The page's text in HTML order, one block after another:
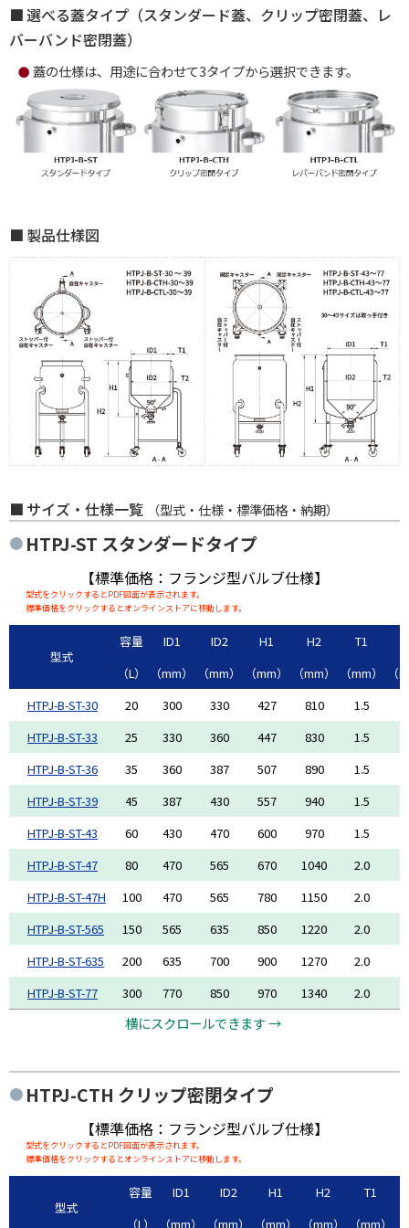
選べる蓋タイプ（スタンダード蓋、クリップ密閉蓋、レ
バーバンド密閉蓋）
● 蓋の仕様は、用途に合わせて3タイプから選択できます。
製品仕様図
サイズ・仕様一覧 （型式・仕様・標準価格・納期）
HTPJ-ST スタンダードタイプ
【標準価格：フランジ型バルブ仕様】
型式をクリックするとPDF図面が表示されます。
標準価格をクリックするとオンラインストアに移動します。
型式
容量 ID1 ID2 H1 H2 T1
（L）
（mm） （mm） （mm） （mm） （mm）
（
HTPJ-B-ST-30
20 300 330 427 810 1.5
HTPJ-B-ST-33
25 330 360 447 830 1.5
HTPJ-B-ST-36
35 360 387 507 890 1.5
HTPJ-B-ST-39
45 387 430 557 940 1.5
HTPJ-B-ST-43
60 430 470 600 970 1.5
HTPJ-B-ST-47
80 470 565 670 1040 2.0
HTPJ-B-ST-47H
100 470 565 780 1150 2.0
HTPJ-B-ST-565
150 565 635 850 1220 2.0
HTPJ-B-ST-635
200 635 700 900 1270 2.0
HTPJ-B-ST-77
300 770 850 970 1340 2.0
横にスクロールできます →
HTPJ-CTH クリップ密閉タイプ
【標準価格：フランジ型バルブ仕様】
型式をクリックするとPDF図面が表示されます。
標準価格をクリックするとオンラインストアに移動します。
型式
容量 ID1 ID2 H1 H2
T1
（L）
（mm） （mm） （mm） （mm） （mm）